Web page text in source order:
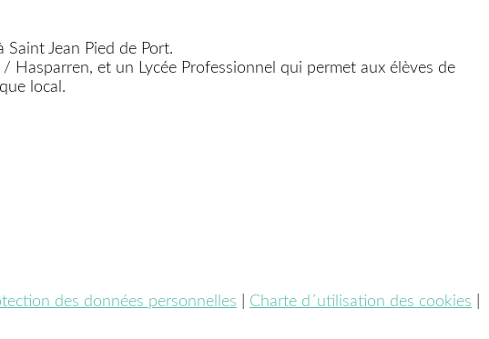
Jean Pied de Port.
Hasparren, et un Lycée Professionnel qui permet aux élèves de
local.
des données personnelles Charte d´utilisation des cookies